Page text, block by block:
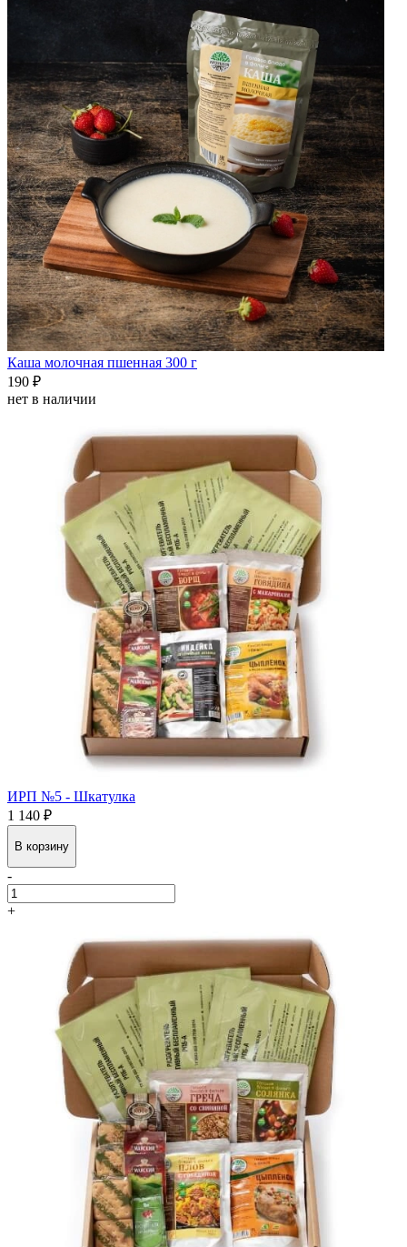
Каша молочная пшенная 300 г
190 ₽
нет в наличии
ИРП №5 - Шкатулка
1 140 ₽
В корзину
-
+